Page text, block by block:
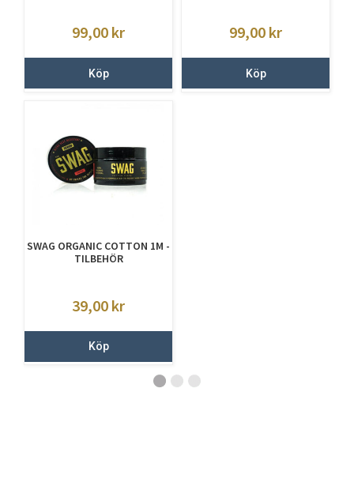
99,00 kr
Köp
99,00 kr
Köp
SWAG ORGANIC COTTON 1M -
TILBEHÖR
39,00 kr
Köp